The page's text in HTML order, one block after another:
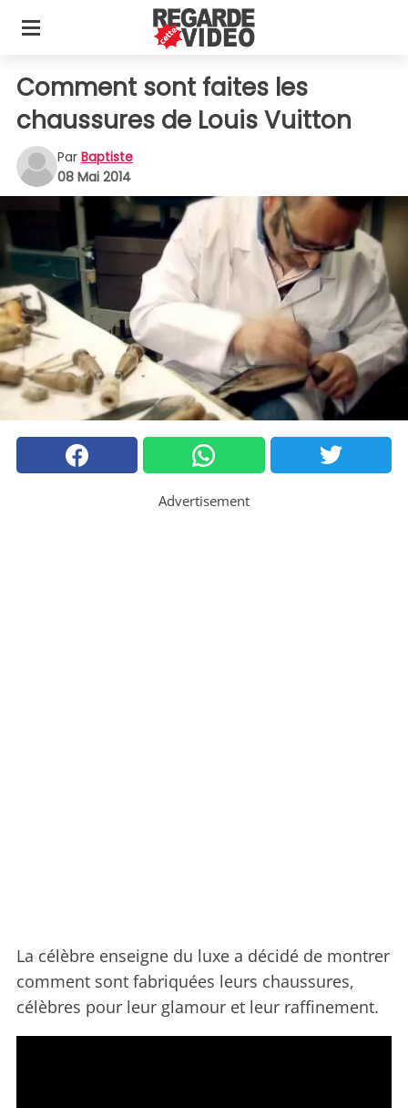
Comment sont faites les
chaussures de Louis Vuitton
Par Baptiste
08 Mai 2014
Advertisement
La célèbre enseigne du luxe a décidé de montrer
comment sont fabriquées leurs chaussures,
célèbres pour leur glamour et leur raffinement.